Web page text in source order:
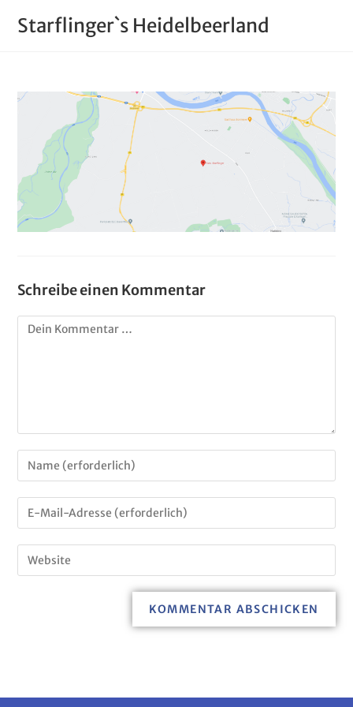
Starflinger`s Heidelbeerland
Schreibe einen Kommentar